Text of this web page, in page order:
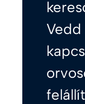
Vedd